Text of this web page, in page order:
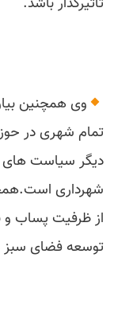
وی همچنین
تمام شهری در
دیگر سیاست های
شهرداری
از ظرفیت پساب و
توسعه فضای سبز